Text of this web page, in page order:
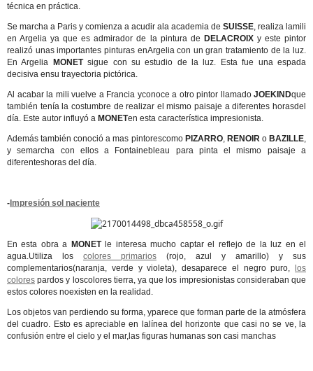
técnica en práctica.
Se marcha a Paris y comienza a acudir ala academia de SUISSE, realiza lamili
en Argelia ya que es admirador de la pintura de DELACROIXy este pintor
realizó unas importantes pinturas enArgelia con un gran tratamiento de la luz.
En Argelia
MONETsigue con su estudio de la luz. Esta fue una espada
decisiva ensu trayectoria pictórica.
Al acabar la mili vuelve a Francia yconoce a otro pintor llamado JOEKINDque
también tenía la costumbre de realizar el mismo paisaje a diferentes horasdel
día. Este autor influyó a MONETen esta característica impresionista.
Además también conoció a mas pintorescomo PIZARRO, RENOIRo BAZILLE,
y semarcha con ellos a Fontainebleau para pinta el mismo paisaje a
diferenteshoras del día.
- Impresión sol naciente
En esta obra a MONETle interesa mucho captar el reflejo de la luz en el
agua.Utiliza los colores primarios (rojo, azul y amarillo) y sus
complementarios(naranja, verde y violeta), desaparece el negro puro,
los
colores pardos y loscolores tierra, ya que los impresionistas consideraban que
estos colores noexisten en la realidad.
Los objetos van perdiendo su forma, yparece que forman parte de la atmósfera
del cuadro. Esto es apreciable en lalínea del horizonte que casi no se ve, la
confusión entre el cielo y el mar,las figuras humanas son casi manchas